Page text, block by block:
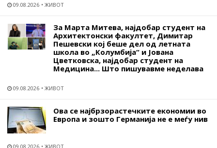
09.08.2026 ЖИВОТ
За Марта Митева, најдобар студент на
Архитектонски факултет, Димитар
Пешевски кој беше дел од летната
школа во „Колумбија“ и Јована
Цветковска, најдобар студент на
Медицина... Што пишувавме неделава
09.08.2026 ЖИВОТ
Ова се најбрзорастечките економии во
Европа и зошто Германија не е меѓу нив
09.08.2026 ЖИВОТ